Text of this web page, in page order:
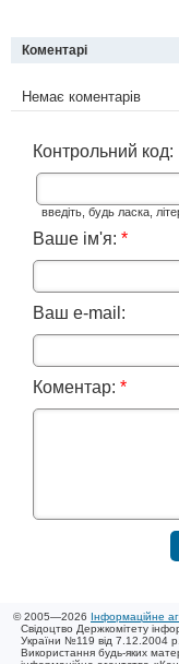
Коментарі
Немає коментарів
Контрольний код:
введіть, будь ласка,
Ваше ім'я: *
Ваш e-mail:
Коментар: *
© 2005—2026 Інформаційне
Свідоцтво Держкомітету
України №119 від 7.12.2004 р.
Використання будь-яких